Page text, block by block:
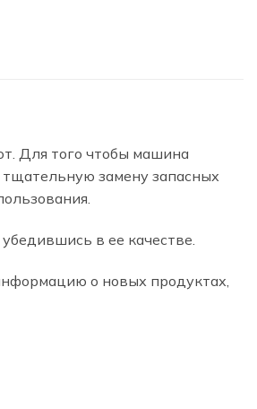
Для того чтобы машина
замену запасных
в ее качестве.
о новых продуктах,